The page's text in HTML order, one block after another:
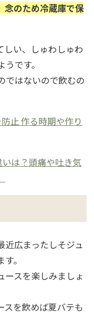
念のため冷蔵庫で保
しい、しゅわしゅわ
です。
ではないので飲むの
止 作る時期や作り
は？頭痛や吐き気
近広まったしそジュ
。
ースを楽しみましょ
スを飲めば夏バテも